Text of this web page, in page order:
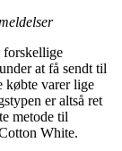
forskellige
at få sendt til
købte varer lige
er altså ret
metode til
White.